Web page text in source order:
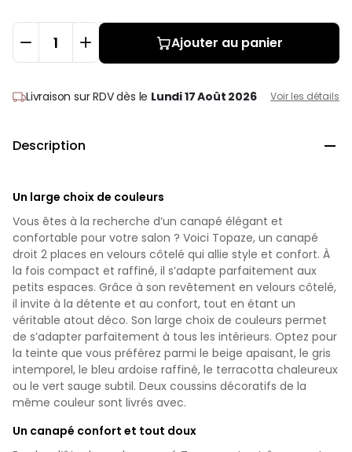
Ajouter au panier
Livraison sur RDVdès le Lundi 17 Août 2026 Voir les détails
Description 
Un large choix de couleurs
Vous êtes à la recherche d’un canapé élégant et
confortable pour votre salon ? Voici Topaze, un canapé
droit 2 places en velours côtelé qui allie style et confort. À
la fois compact et raffiné, il s’adapte parfaitement aux
petits espaces. Grâce à son revêtement en velours côtelé,
il invite à la détente et au confort, tout en étant un
véritable atout déco. Son large choix de couleurs permet
de s’adapter parfaitement à tous les intérieurs. Optez pour
la teinte que vous préférez parmi le beige apaisant, le gris
intemporel, le bleu ardoise raffiné, le terracotta chaleureux
ou le vert sauge subtil. Deux coussins décoratifs de la
même couleur sont livrés avec.
Un canapé confort et tout doux